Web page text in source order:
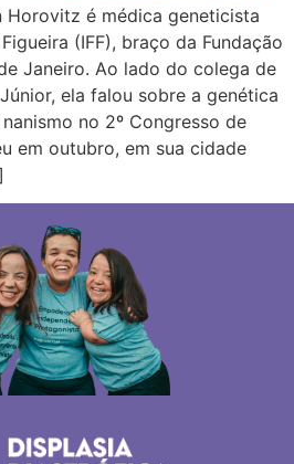
Horovitz é médica geneticista
(IFF), braço da Fundação
Janeiro. Ao lado do colega de
ela falou sobre a genética
no 2º Congresso de
em outubro, em sua cidade